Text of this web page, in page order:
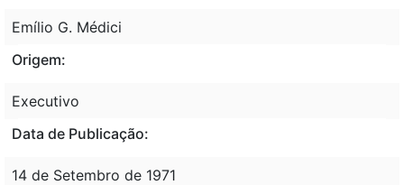
Emílio G. Médici
Origem:
Executivo
Data de Publicação:
14 de Setembro de 1971